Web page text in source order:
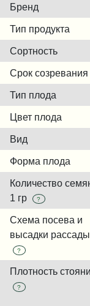
Бренд
Тип продукта
Сортность
Срок созревания
Тип плода
Цвет плода
Вид
Форма плода
Количество
1 гр
?
Схема посева и
высадки рассады
?
Плотность
?